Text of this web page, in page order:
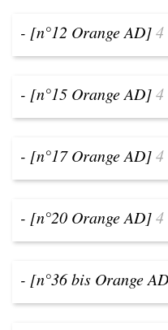
- [n°12 Orange AD]4
- [n°15 Orange AD]4
- [n°17 Orange AD]4
- [n°20 Orange AD]4
- [n°36 bis Orange